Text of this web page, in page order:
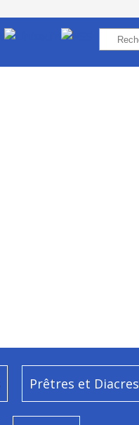
Prêtres et Diacres